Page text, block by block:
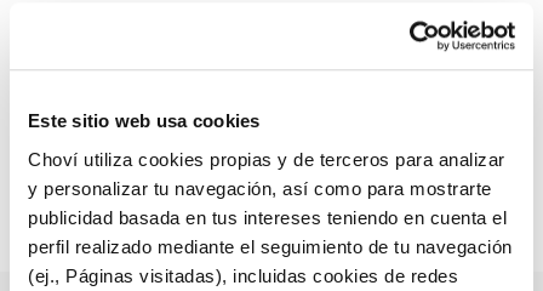
Este sitio web usa cookies
Choví utiliza cookies propias y de terceros para analizar
y personalizar tu navegación, así como para mostrarte
publicidad basada en tus intereses teniendo en cuenta el
perfil realizado mediante el seguimiento de tu navegación
(ej., Páginas visitadas), incluidas cookies de redes
SPICY SAUCE
SALSA PICANTE
SABOR
INTENSO